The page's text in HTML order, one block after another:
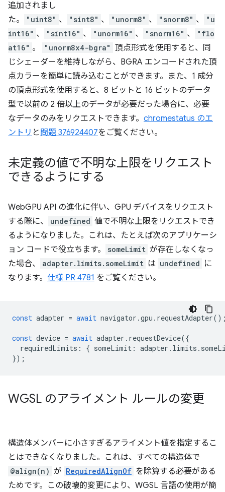
追加されまし
た。
"uint8" 、 "sint8" 、 "unorm8" 、 "snorm8" 、
"u
int16" 、 "sint16" 、 "unorm16" 、 "snorm16" 、
"flo
at16" 。 "unorm8x4-bgra" 頂点形式を使用すると、同
じシェーダーを維持しながら、BGRA エンコードされた頂
点カラーを簡単に読み込むことができます。また、1 成分
の頂点形式を使用すると、8 ビットと 16 ビットのデータ
型で以前の 2 倍以上のデータが必要だった場合に、必要
なデータのみをリクエストできます。 chromestatus のエ
ントリ と 問題 376924407をご覧ください。
未定義の値で不明な上限をリクエスト
できるようにする
WebGPU API の進化に伴い、GPU デバイスをリクエスト
する際に、
undefined 値で不明な上限をリクエストでき
るようになりました。これは、たとえば次のアプリケーシ
ョン コードで役立ちます。
someLimit が存在しなくなっ
た場合、
adapter.limits.someLimit は undefined に
なります。 仕様 PR 4781 をご覧ください。
const adapter = await navigator .gpu . requestAdapter
const device = await adapter . requestDevice({
requiredLimits : { someLimit : adapter . limits .
});
WGSL のアライメント ルールの変更
構造体メンバーに小さすぎるアライメント値を指定するこ
とはできなくなりました。これは、すべての構造体で
@align(n) が RequiredAlignOf を除算する必要がある
ためです。この破壊的変更により、WGSL 言語の使用が簡